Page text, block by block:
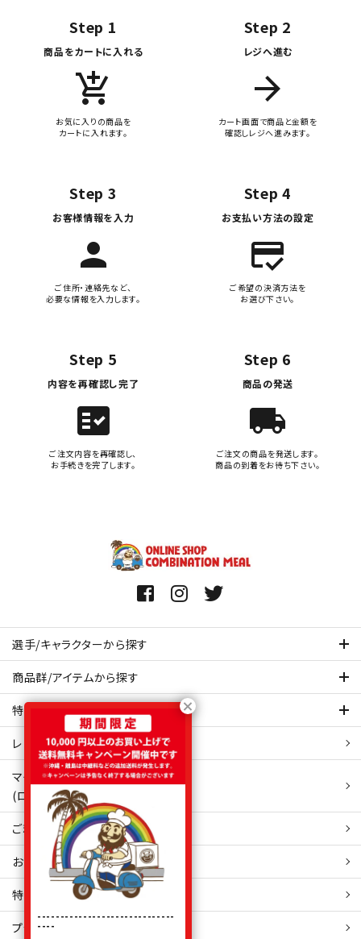
Step 1
商品をカートに入れる
add_shopping_cart
お気に入りの商品を
カートに入れます。
Step 2
レジへ進む
arrow_forward
カート画面で商品と金額を
確認しレジへ進みます。
Step 3
お客様情報を入力
person
ご住所・連絡先など、
必要な情報を入力します。
Step 4
お支払い方法の設定
credit_score
ご希望の決済方法を
お選び下さい。
Step 5
内容を再確認し完了
fact_check
ご注文内容を再確認し、
お手続きを完了します。
Step 6
商品の発送
local_shipping
ご注文の商品を発送します。
商品の到着をお待ち下さい。
選手/キャラクターから探す
商品群/アイテムから探す
特集ページを見てみる
レビュー・口コミ 一覧ページ
マイアカウント
(ログイン/新規会員登録)
ご利用ガイド
お問い合わせ
特定商取引 法表示
プライバシーポリシー
------------------------------
----